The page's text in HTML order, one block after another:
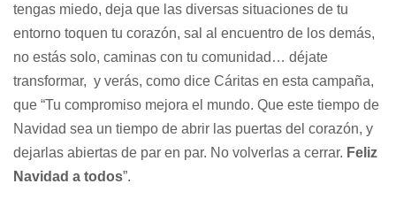
tengas miedo, deja que las diversas situaciones de tu
entorno toquen tu corazón, sal al encuentro de los demás,
no estás solo, caminas con tu comunidad… déjate
transformar, y verás, como dice Cáritas en esta campaña,
que “Tu compromiso mejora el mundo. Que este tiempo de
Navidad sea un tiempo de abrir las puertas del corazón, y
dejarlas abiertas de par en par. No volverlas a cerrar. Feliz
Navidad a todos”.